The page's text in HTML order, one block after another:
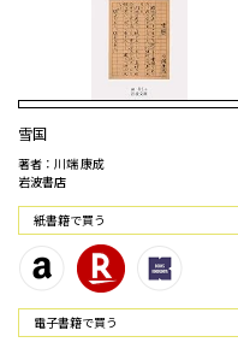
雪国
著者：川端 康成
岩波書店
紙書籍で買う
電⼦書籍で買う